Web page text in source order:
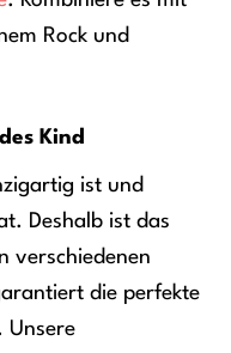
Rock und
Kind
ist und
Deshalb ist das
verschiedenen
die perfekte
Unsere